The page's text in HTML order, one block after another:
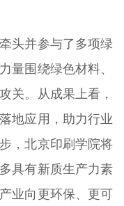
头并参与了多项绿
量围绕绿色材料、
关。从成果上看，
地应用，助力行业
，北京印刷学院将
具有新质生产力素
业向更环保、更可